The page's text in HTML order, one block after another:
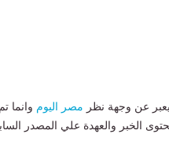
يعبر عن وجهة نظر مصر اليوم وانما
الخبر والعهدة علي المصدر